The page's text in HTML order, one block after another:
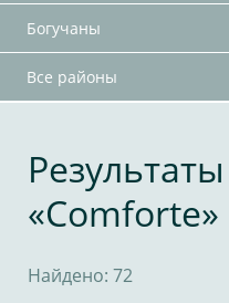
Богучаны
Все районы
«Comforte»
Найдено: 72